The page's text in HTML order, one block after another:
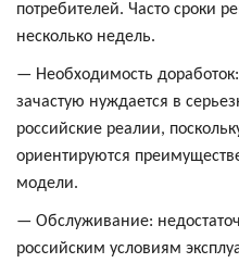
потребителей. Часто сроки
несколько недель.
— Необходимость
зачастую нуждается в
российские реалии,
ориентируются
модели.
— Обслуживание:
российским условиям